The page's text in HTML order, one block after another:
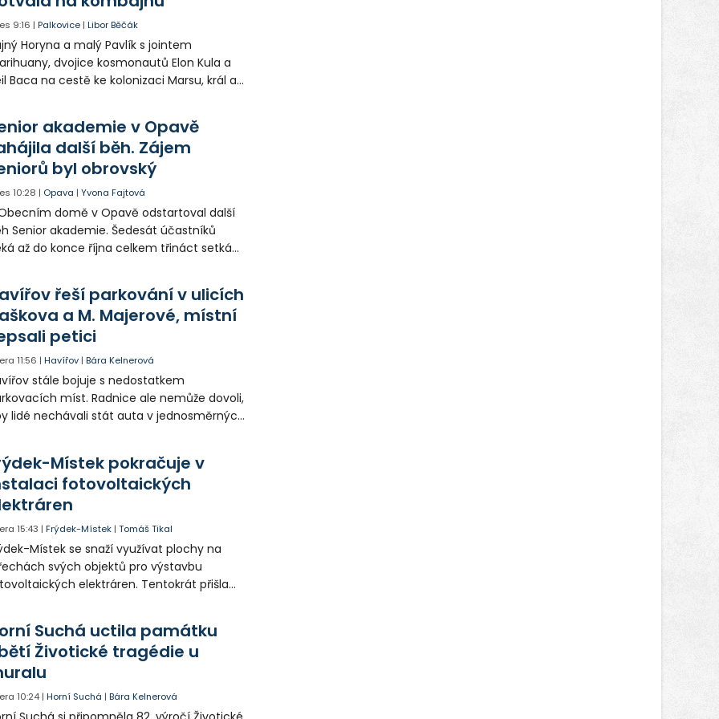
9:16 |Palkovice |Libor Běčák
Horyna a malý Pavlík s jointem
dvojice kosmonautů Elon Kula a
Baca na cestě ke kolonizaci Marsu, král a
a místostarosta David Kula.
akademie v Opavě
další běh. Zájem
byl obrovský
10:28 | Opava |Yvona Fajtová
domě v Opavě odstartoval další
Senior akademie. Šedesát účastníků
až do konce října celkem třináct setkání
Na závěr převezmou úspěšní
certifikáty o absolvování studia a
dárky.
řeší parkování v ulicích
a M. Majerové, místní
petici
11:56 |Havířov |Bára Kelnerová
stále bojuje s nedostatkem
míst. Radnice ale nemůže dovoli,
lidé nechávali stát auta v jednosměrných
někteří obyvatelé rozhodli sepsat petici.
Místek pokračuje v
fotovoltaických
15:43 |Frýdek-Místek |Tomáš Tikal
Místek se snaží využívat plochy na
svých objektů pro výstavbu
elektráren. Tentokrát přišla
Suchá uctila památku
Životické tragédie u
10:24 |Horní Suchá |Bára Kelnerová